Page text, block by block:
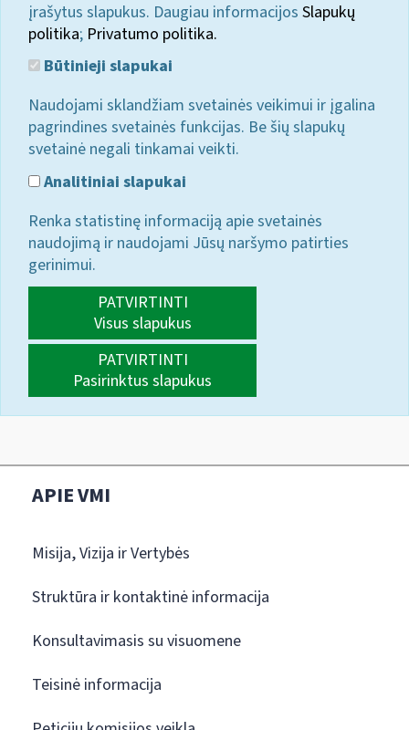
įrašytus slapukus. Daugiau informacijos Slapukų
politika; Privatumo politika.
Būtinieji slapukai
Naudojami sklandžiam svetainės veikimui ir įgalina
pagrindines svetainės funkcijas. Be šių slapukų
svetainė negali tinkamai veikti.
Analitiniai slapukai
Renka statistinę informaciją apie svetainės
naudojimą ir naudojami Jūsų naršymo patirties
gerinimui.
PATVIRTINTI
Visus slapukus
PATVIRTINTI
Pasirinktus slapukus
APIE VMI
Misija, Vizija ir Vertybės
Struktūra ir kontaktinė informacija
Konsultavimasis su visuomene
Teisinė informacija